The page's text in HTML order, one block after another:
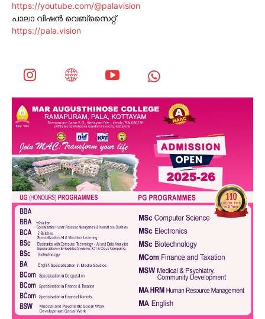
https://youtube.com/@palavision
പാലാ വിഷൻ വെബ്സൈറ്റ്
https://pala.vision